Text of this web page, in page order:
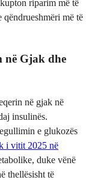
riparim më të
më të
në Gjak dhe
në gjak në
insulinës.
e glukozës
i vitit 2025 në
duke vënë
thellësisht të